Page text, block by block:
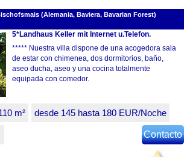
(Alemania, Baviera, Bavarian Forest)
5*Landhaus Keller mit Internet u.Telefon.
***** Nuestra villa dispone de una acogedora sala
de estar con chimenea, dos dormitorios, baño,
aseo ducha, aseo y una cocina totalmente
equipada con comedor.
m² desde 145 hasta 180 EUR/Noche
Contacto